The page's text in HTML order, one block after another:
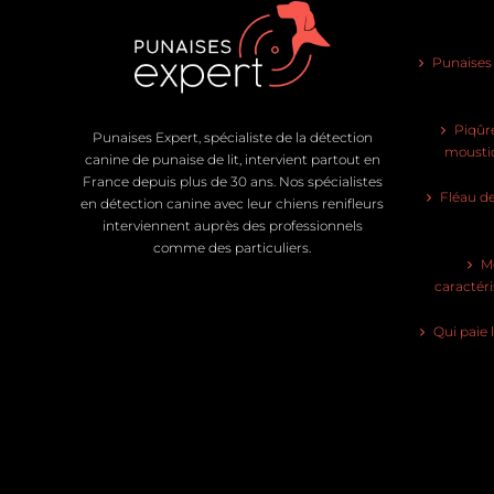
Punaises Expert, spécialiste de la détection
canine de punaise de lit, intervient partout en
France depuis plus de 30 ans. Nos spécialistes
en détection canine avec leur chiens renifleurs
interviennent auprès des professionnels
comme des particuliers.
Fléau
Qui paie